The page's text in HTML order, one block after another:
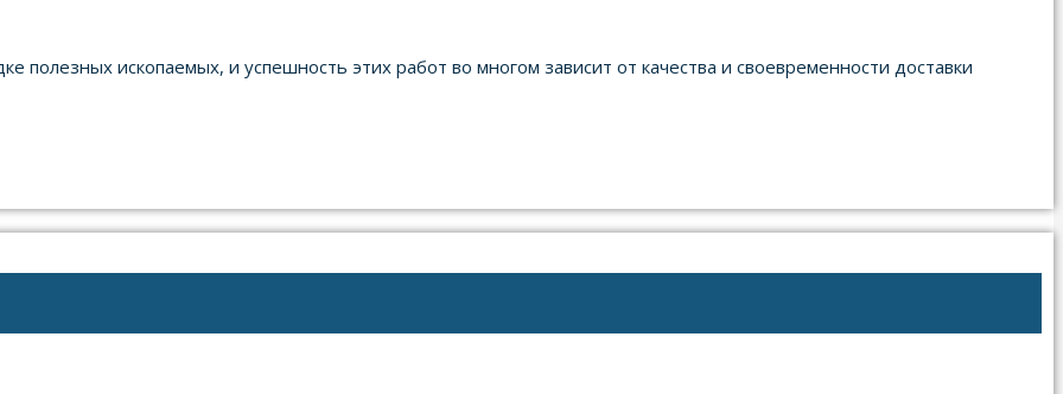
полезных ископаемых, и успешность этих работ во многом зависит от качества и своевременности доставки